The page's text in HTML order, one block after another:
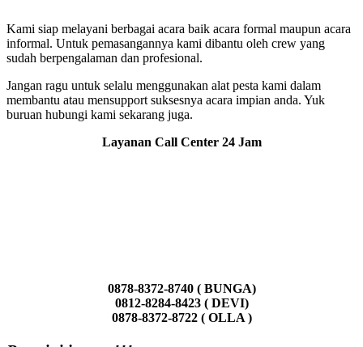
Kami siap melayani berbagai acara baik acara formal maupun acara
informal. Untuk pemasangannya kami dibantu oleh crew yang
sudah berpengalaman dan profesional.
Jangan ragu untuk selalu menggunakan alat pesta kami dalam
membantu atau mensupport suksesnya acara impian anda. Yuk
buruan hubungi kami sekarang juga.
Layanan Call Center 24 Jam
0878-8372-8740 ( BUNGA)
0812-8284-8423 ( DEVI)
0878-8372-8722 ( OLLA )